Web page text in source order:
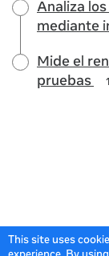
This site uses
Analiza
mediante
Mide el
pruebas